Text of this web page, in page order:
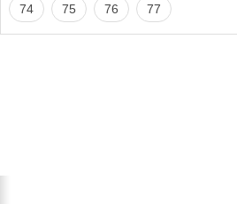
74 75 76 77